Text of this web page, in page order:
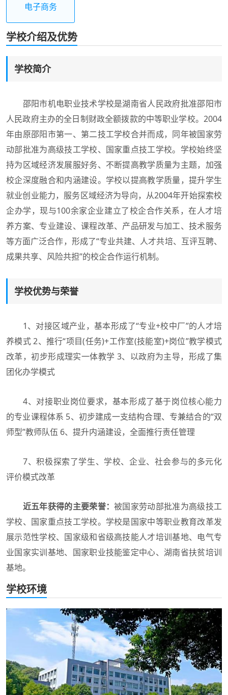
电子商务
学校介绍及优势
学校简介
邵阳市机电职业技术学校是湖南省人民政府批准邵阳市
人民政府主办的全日制财政全额拨款的中等职业学校。2004
年由原邵阳市第一、第二技工学校合并而成，同年被国家劳
动部批准为高级技工学校、国家重点技工学校。学校始终坚
持为区域经济发展服好务、不断提高教学质量为主题，加强
校企深度融合和内涵建设。学校以提高教学质量，提升学生
就业创业能力，服务区域经济为导向，从2004年开始探索校
企办学，现与100余家企业建立了校企合作关系，在人才培
养方案、专业建设、课程改革、产品研发与加工、技术服务
等方面广泛合作，形成了“专业共建、人才共培、互评互聘、
成果共享、风险共担”的校企合作运行机制。
学校优势与荣誉
1、对接区域产业，基本形成了“专业+校中厂”的人才培
养模式 2、推行“项目(任务)+工作室(技能室)+岗位”教学模式
改革，初步形成理实一体教学 3、以政府为主导，形成了集
团化办学模式
4、对接职业岗位要求，基本形成了基于岗位核心能力
的专业课程体系 5、初步建成一支结构合理、专兼结合的“双
师型”教师队伍 6、提升内涵建设，全面推行责任管理
7、积极探索了学生、学校、企业、社会参与的多元化
评价模式改革
近五年获得的主要荣誉：被国家劳动部批准为高级技工
学校、国家重点技工学校。学校是国家中等职业教育改革发
展示范性学校、国家级和省级高技能人才培训基地、电气专
业国家实训基地、国家职业技能鉴定中心、湖南省扶贫培训
基地。
学校环境